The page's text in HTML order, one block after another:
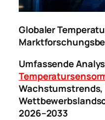
Globaler
Umfassende
2026–2033